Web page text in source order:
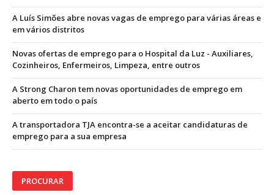
A Luís Simões abre novas vagas de emprego para várias áreas e
em vários distritos
Novas ofertas de emprego para o Hospital da Luz - Auxiliares,
Cozinheiros, Enfermeiros, Limpeza, entre outros
A Strong Charon tem novas oportunidades de emprego em
aberto em todo o país
A transportadora TJA encontra-se a aceitar candidaturas de
emprego para a sua empresa
PROCURAR